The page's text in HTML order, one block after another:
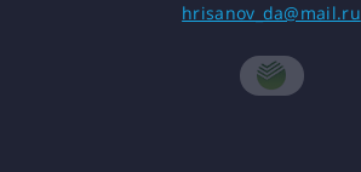
hrisanov_da@mail.ru